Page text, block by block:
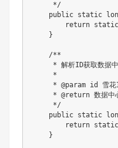
     */
public static
return
    }
    /**
* 解析ID获取数据
     *
* @param id 雪花
* @return 数据中
     */
public static
return
    }